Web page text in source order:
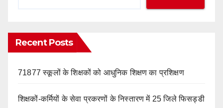
Recent Posts
71877 स्कूलों के शिक्षकों को आधुनिक शिक्षण का प्रशिक्षण
शिक्षकों-कर्मियों के सेवा प्रकरणों के निस्तारण में 25 जिले फिसड्डी